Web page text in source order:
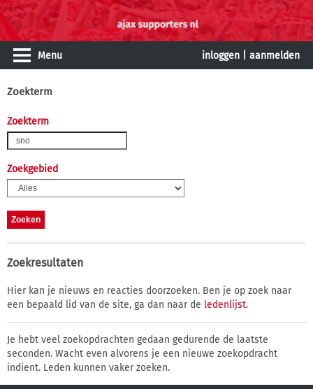
Menu inloggen aanmelden
Zoekterm
Zoekterm
Zoekgebied
Zoekresultaten
Hier kan je nieuws en reacties doorzoeken. Ben je op zoek naar
een bepaald lid van de site, ga dan naar de ledenlijst.
Je hebt veel zoekopdrachten gedaan gedurende de laatste
seconden. Wacht even alvorens je een nieuwe zoekopdracht
indient. Leden kunnen vaker zoeken.